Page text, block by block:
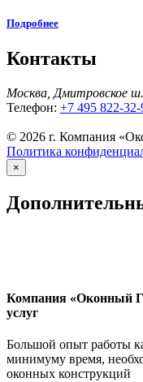
Подробнее
Контакты
Москва, Дмитровское
Телефон: +7 495 822-32-
© 2026 г. Компания
Политика
×
Компания «Оконный
услуг
Большой опыт работы
минимуму время,
оконных конструкций